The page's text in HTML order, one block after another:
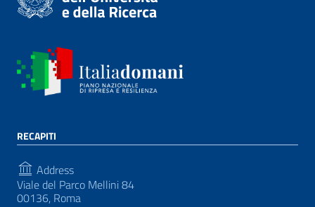
RECAPITI
Address
Viale del Parco Mellini 84
00136, Roma